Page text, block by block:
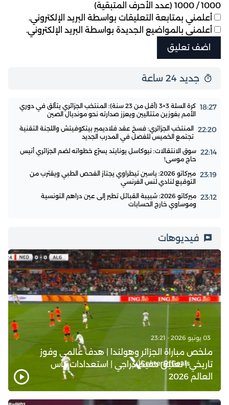
1000
/
1000 (عدد الأحرف المتبقية)
أعلمني بمتابعة التعليقات بواسطة البريد الإلكتروني.
أعلمني بالمواضيع الجديدة بواسطة البريد الإلكتروني.
جديد 24 ساعة
18:27
كرة السلة 3×3 (أقل من 23 سنة): المنتخب الجزائري يتألق في دوري
الأمم بفوزين متتاليين ويعزز صدارته نحو مونديال الصين
22:20 المنتخب الجزائري: فسخ عقد فلاديمير بيتكوفيتش واللجنة التقنية
تجتمع الخميس للفصل في المدرب الجديد
22:14 سوق الانتقالات: نيوكاسل يونايتد يسرّع خطواته لضم الجزائري أنيس
حاج موسى!
23:19
ميركاتو 2026: ياسين تيطراوي يجتاز الفحص الطبي ويقترب من
التوقيع لنادي لنس الفرنسي
23:12
ميركاتو 2026: شبيبة القبائل تطير إلى عين دراهم التونسية
وموساوي خارج الحسابات
فيديوهات
03 يونيو 2026 - 23:21
ملخص مباراة الجزائر وهولندا | هدف عالمي وفوز
تاريخي | تعليق حفيظ دراجي | استعدادات كأس
العالم 2026